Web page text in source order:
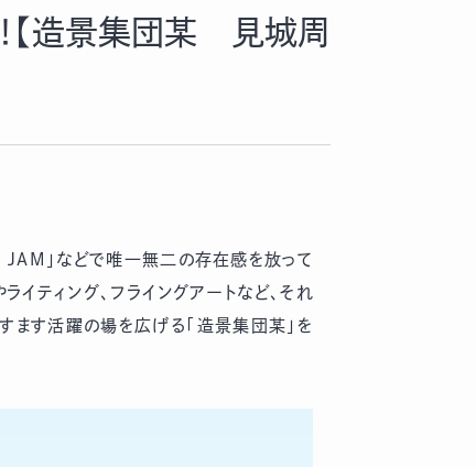
【造景集団某 見城周
JAM」などで唯一無二の存在感を放って
イティング、フライングアートなど、それ
ます活躍の場を広げる「造景集団某」を